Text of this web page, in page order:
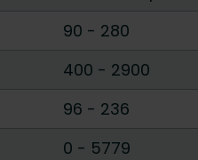
90 - 280
400 - 2900
96 - 236
0 - 5779